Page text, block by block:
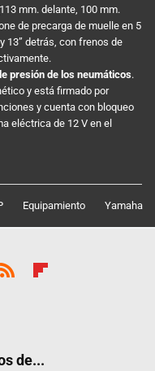
mm. delante, 100 mm.
de precarga de muelle en 5
13” detrás, con frenos de
presión de los neumáticos.
y está firmado por
y cuenta con bloqueo
eléctrica de 12 V en el
Equipamiento Yamaha
de...